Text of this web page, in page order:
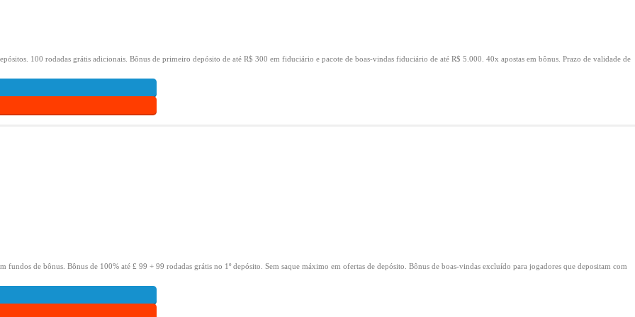
100 rodadas grátis adicionais. Bônus de primeiro depósito de até R$ 300 em fiduciário e pacote de boas-vindas fiduciário de até R$ 5.000. 40x apostas em bônus. Prazo de validade de
fundos de bônus. Bônus de 100% até £ 99 + 99 rodadas grátis no 1º depósito. Sem saque máximo em ofertas de depósito. Bônus de boas-vindas excluído para jogadores que depositam com